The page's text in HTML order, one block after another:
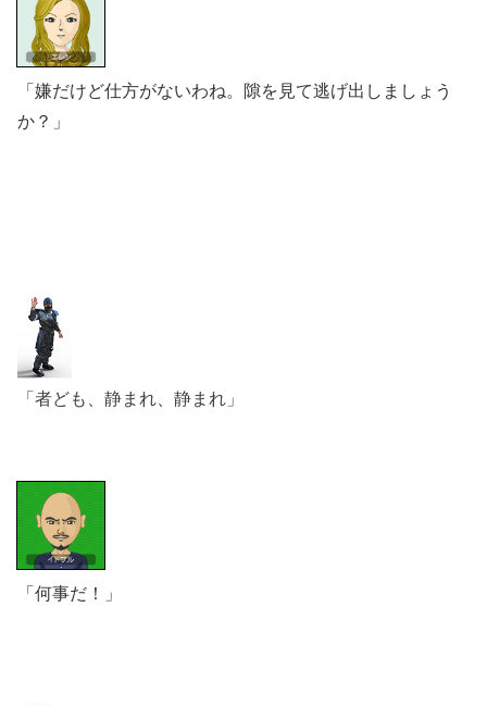
「嫌だけど仕方がないわね。隙を見て逃げ出しましょう
か？」
「者ども、静まれ、静まれ」
「何事だ！」